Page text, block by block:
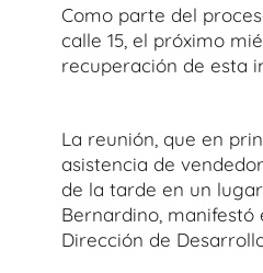
Como parte del
calle 15, el próximo
recuperación de esta
La reunión, que en
asistencia de
de la tarde en un
Bernardino, manifestó
Dirección de